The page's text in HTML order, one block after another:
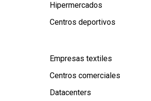
Hipermercados
Centros deportivos
Empresas textiles
Centros comerciales
Datacenters